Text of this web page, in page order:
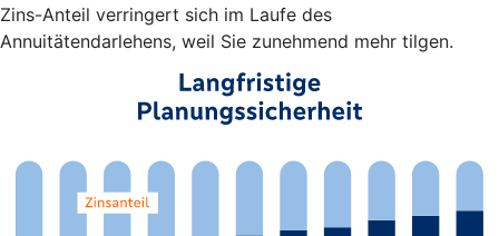
Zins-Anteil verringert sich im Laufe des
Annuitätendarlehens, weil Sie zunehmend mehr tilgen.